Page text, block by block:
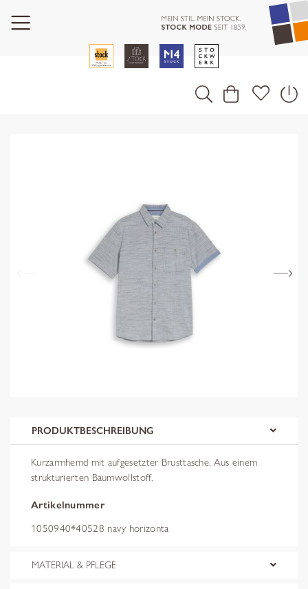
PRODUKTBESCHREIBUNG
Kurzarmhemd mit aufgesetzter Brusttasche. Aus einem
strukturierten Baumwollstoff.
Artikelnummer
1050940*40528 navy horizonta
MATERIAL & PFLEGE